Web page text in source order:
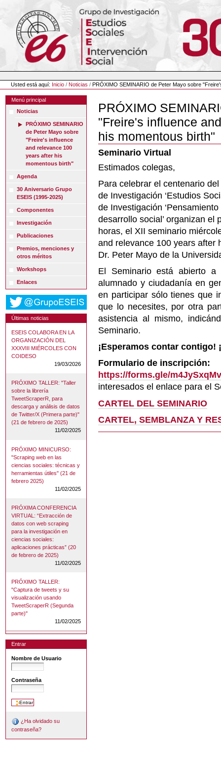
contenido.
navegación
Herramientas
Personales
Usted está aquí: Inicio /Noticias /PRÓXIMO SEMINARIO de Peter Mayo sobre
Menú principal
Noticias
PRÓXIMO SEMINARIO
de Peter Mayo sobre
"Freire's influence
and relevance 100
years after his
momentous birth"
Agenda
30 Aniversario Grupo
ESEIS (1995-2025)
Componentes
Investigación
Publicaciones
Premios, menciones y
otros méritos
Workshops
Enlaces
Últimas noticias
ESEIS COLABORA EN LA
ORGANIZACIÓN DEL
XXXVIII MIÉRCOLES CON
COIDESO
19/03/2026
PRÓXIMO TALLER: "Taller
sobre la librería
TweetScraperR, para
descarga y análisis de datos
de Twitter/X (Primera parte)"
(21 de febrero de 2025)
11/02/2025
PRÓXIMO MINICURSO:
"Scraping web en las
ciencias sociales: técnicas y
herramientas útiles" (21 de
febrero 2025)
11/02/2025
PRÓXIMA CONFERENCIA
VIRTUAL: “Extracción de
datos con web scraping
para la investigación en
ciencias sociales:
aplicaciones prácticas” (20
de febrero de 2025)
11/02/2025
PRÓXIMO TALLER:
"Captura de tweets y su
visualización usando
TweetScraperR (Segunda
parte)"
11/02/2025
Entrar
Nombre de Usuario
Contraseña
¿Ha olvidado su
contraseña?
PRÓXIMO
"Freire's influence
his momentous birth"
Seminario Virtual
Estimados colegas,
Para celebrar el centenario
de Investigación ‘Estudios
de Investigación
desarrollo social’ organizan el
horas, el XII seminario
and relevance 100 years after
Dr. Peter Mayo de la
El Seminario está abierto a
alumnado y ciudadanía en
en participar sólo tienes que
que lo necesites, por otra
asistencia al mismo,
Seminario.
¡Esperamos contar contigo!
Formulario de inscripción:
https://forms.gle/
interesados el enlace para el
CARTEL DEL SEMINARIO
CARTEL, SEMBLANZA Y